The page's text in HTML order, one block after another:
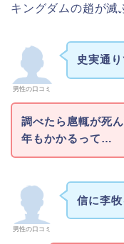
キングダムの趙が滅
男性の口コミ
史実通
調べたら扈輒が死
年もかかるって…
男性の口コミ
信に李